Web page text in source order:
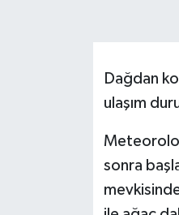
Dağdan
ulaşım
sonra